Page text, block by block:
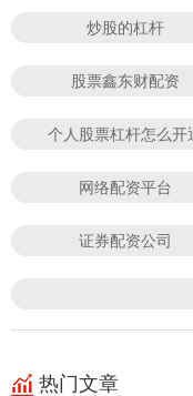
炒股的杠杆
股票鑫东财配资
个人股票杠杆怎么开
网络配资平台
证券配资公司
热门文章